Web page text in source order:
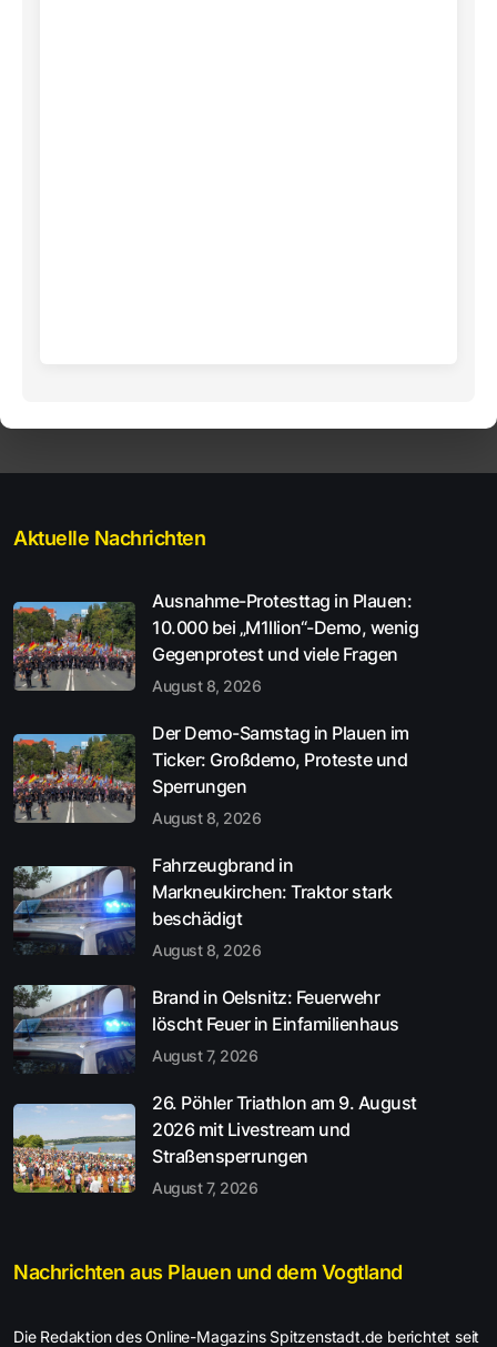
Aktuelle Nachrichten
Ausnahme-Protesttag in Plauen:
10.000 bei „M1llion“-Demo, wenig
Gegenprotest und viele Fragen
August 8, 2026
Der Demo-Samstag in Plauen im
Ticker: Großdemo, Proteste und
Sperrungen
August 8, 2026
Fahrzeugbrand in
Markneukirchen: Traktor stark
beschädigt
August 8, 2026
Brand in Oelsnitz: Feuerwehr
löscht Feuer in Einfamilienhaus
August 7, 2026
26. Pöhler Triathlon am 9. August
2026 mit Livestream und
Straßensperrungen
August 7, 2026
Nachrichten aus Plauen und dem Vogtland
Die Redaktion des Online-Magazins Spitzenstadt.de berichtet seit